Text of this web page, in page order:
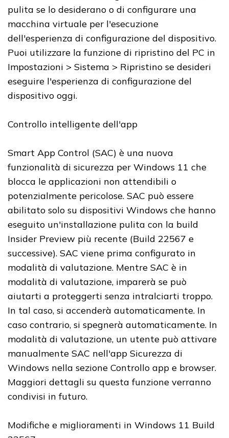
pulita se lo desiderano o di configurare una
macchina virtuale per l'esecuzione
dell'esperienza di configurazione del dispositivo.
Puoi utilizzare la funzione di ripristino del PC in
Impostazioni > Sistema > Ripristino se desideri
eseguire l'esperienza di configurazione del
dispositivo oggi.
Controllo intelligente dell'app
Smart App Control (SAC) è una nuova
funzionalità di sicurezza per Windows 11 che
blocca le applicazioni non attendibili o
potenzialmente pericolose. SAC può essere
abilitato solo su dispositivi Windows che hanno
eseguito un'installazione pulita con la build
Insider Preview più recente (Build 22567 e
successive). SAC viene prima configurato in
modalità di valutazione. Mentre SAC è in
modalità di valutazione, imparerà se può
aiutarti a proteggerti senza intralciarti troppo.
In tal caso, si accenderà automaticamente. In
caso contrario, si spegnerà automaticamente. In
modalità di valutazione, un utente può attivare
manualmente SAC nell'app Sicurezza di
Windows nella sezione Controllo app e browser.
Maggiori dettagli su questa funzione verranno
condivisi in futuro.
Modifiche e miglioramenti in Windows 11 Build